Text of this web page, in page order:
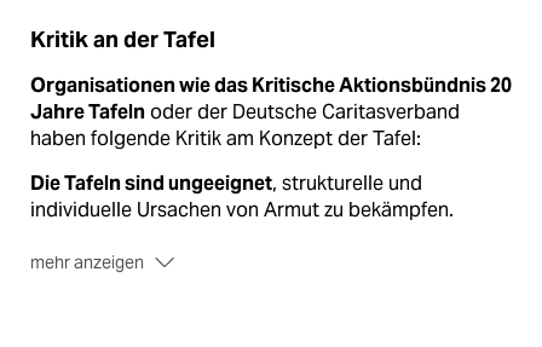
Kritik an der Tafel
Organisationen wie das Kritische Aktionsbündnis 20
Jahre Tafelnoder der Deutsche Caritasverband
haben folgende Kritik am Konzept der Tafel:
Die Tafeln sind ungeeignet, strukturelle und
individuelle Ursachen von Armut zu bekämpfen.
mehr anzeigen